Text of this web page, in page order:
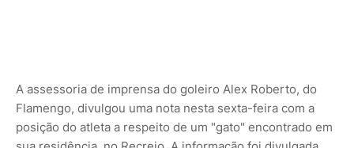
A assessoria de imprensa do goleiro Alex Roberto, do
Flamengo, divulgou uma nota nesta sexta-feira com a
posição do atleta a respeito de um "gato" encontrado em